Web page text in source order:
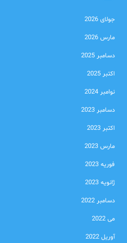
جولای 2026
مارس 2026
دسامبر 2025
اکتبر 2025
نوامبر 2024
دسامبر 2023
اکتبر 2023
مارس 2023
فوریه 2023
ژانویه 2023
دسامبر 2022
می 2022
آوریل 2022